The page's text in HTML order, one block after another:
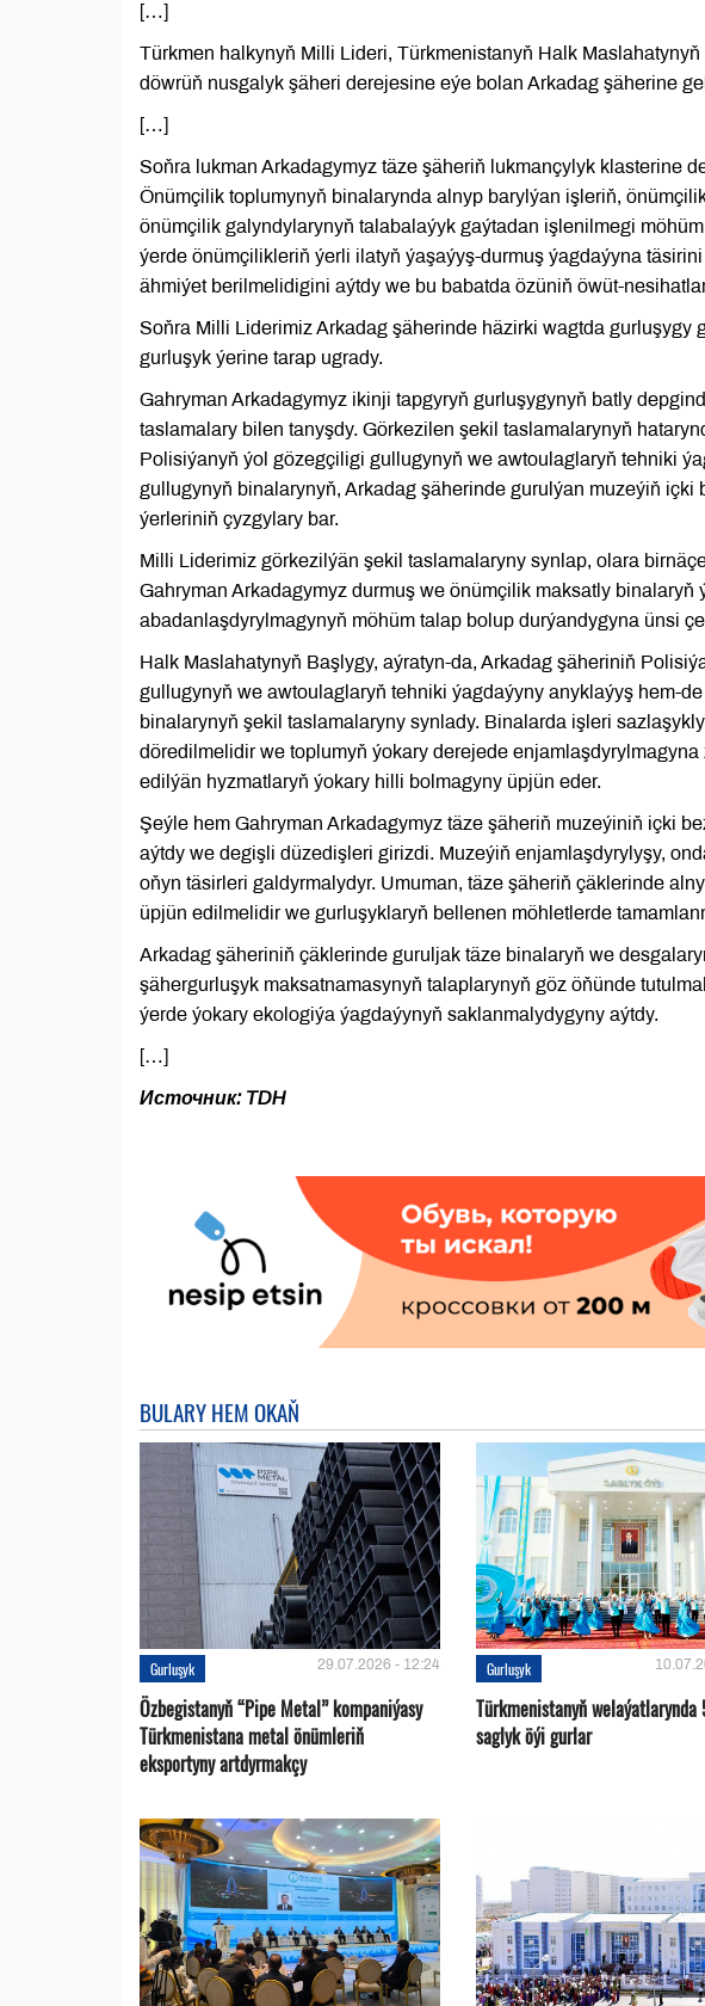
[…]
Türkmen halkynyň Milli Lideri, Türkmenistanyň Halk
döwrüň nusgalyk şäheri derejesine eýe bolan Arkadag şäherine
[…]
Soňra lukman Arkadagymyz täze şäheriň lukmançylyk klasterine
Önümçilik toplumynyň binalarynda alnyp barylýan işleriň,
önümçilik galyndylarynyň talabalaýyk gaýtadan işlenilmegi
ýerde önümçilikleriň ýerli ilatyň ýaşaýyş-durmuş ýagdaýyna
ähmiýet berilmelidigini aýtdy we bu babatda özüniň öwüt-
Soňra Milli Liderimiz Arkadag şäherinde häzirki wagtda gurluşygy
gurluşyk ýerine tarap ugrady.
Gahryman Arkadagymyz ikinji tapgyryň gurluşygynyň batly
taslamalary bilen tanyşdy. Görkezilen şekil taslamalarynyň
Polisiýanyň ýol gözegçiligi gullugynyň we awtoulaglaryň tehniki
gullugynyň binalarynyň, Arkadag şäherinde gurulýan muzeýiň
ýerleriniň çyzgylary bar.
Milli Liderimiz görkezilýän şekil taslamalaryny synlap, olara
Gahryman Arkadagymyz durmuş we önümçilik maksatly
abadanlaşdyrylmagynyň möhüm talap bolup durýandygyna ünsi
Halk Maslahatynyň Başlygy, aýratyn-da, Arkadag şäheriniň
gullugynyň we awtoulaglaryň tehniki ýagdaýyny anyklaýyş hem-
binalarynyň şekil taslamalaryny synlady. Binalarda işleri
döredilmelidir we toplumyň ýokary derejede
edilýän hyzmatlaryň ýokary hilli bolmagyny üpjün eder.
Şeýle hem Gahryman Arkadagymyz täze şäheriň muzeýiniň içki
aýtdy we degişli düzedişleri girizdi. Muzeýiň enjamlaşdyrylyşy,
oňyn täsirleri galdyrmalydyr. Umuman, täze şäheriň çäklerinde
üpjün edilmelidir we gurluşyklaryň bellenen möhletlerde
Arkadag şäheriniň çäklerinde guruljak täze binalaryň we
şähergurluşyk maksatnamasynyň talaplarynyň göz öňünde
ýerde ýokary ekologiýa ýagdaýynyň saklanmalydygyny aýtdy.
[…]
Источник: TDH
BULARY HEM OKAŇ
Gurluşyk 29.07.2026 - 12:24
Özbegistanyň “Pipe Metal” kompaniýasy
Türkmenistana metal önümleriň
eksportyny artdyrmakçy
Gurluşyk
Türkmenistanyň welaýatlarynda
saglyk öýi gurlar